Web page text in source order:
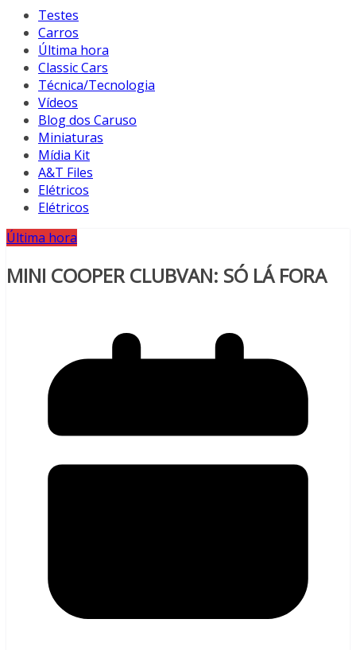
Testes
Carros
Última hora
Classic Cars
Técnica/Tecnologia
Vídeos
Blog dos Caruso
Miniaturas
Mídia Kit
A&T Files
Elétricos
Elétricos
Última hora
MINI COOPER CLUBVAN: SÓ LÁ FORA